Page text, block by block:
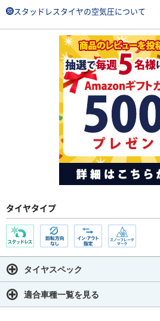
スタッドレスタイヤの空気圧について
タイヤタイプ
タイヤスペック
適合車種一覧を見る